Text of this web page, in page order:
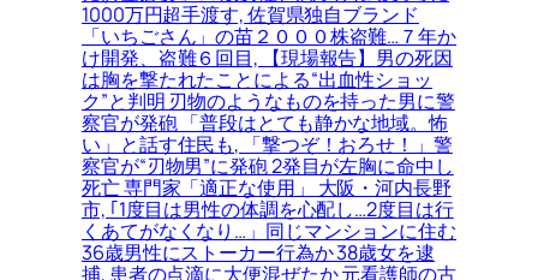
1000万円超手渡す, 佐賀県独自ブランド
「いちごさん」の苗２０００株盗難…７年か
け開発、盗難６回目, 【現場報告】男の死因
は胸を撃たれたことによる“出血性ショッ
ク”と判明 刃物のようなものを持った男に警
察官が発砲 「普段はとても静かな地域。怖
い」と話す住民も, 「撃つぞ！おろせ！」警
察官が“刃物男”に発砲 2発目が左胸に命中し
死亡 専門家「適正な使用」 大阪・河内長野
市, ｢1度目は男性の体調を心配し…2度目は行
くあてがなくなり…」同じマンションに住む
36歳男性にストーカー行為か 38歳女を逮
捕, 患者の点滴に大便混ぜたか 元看護師の古